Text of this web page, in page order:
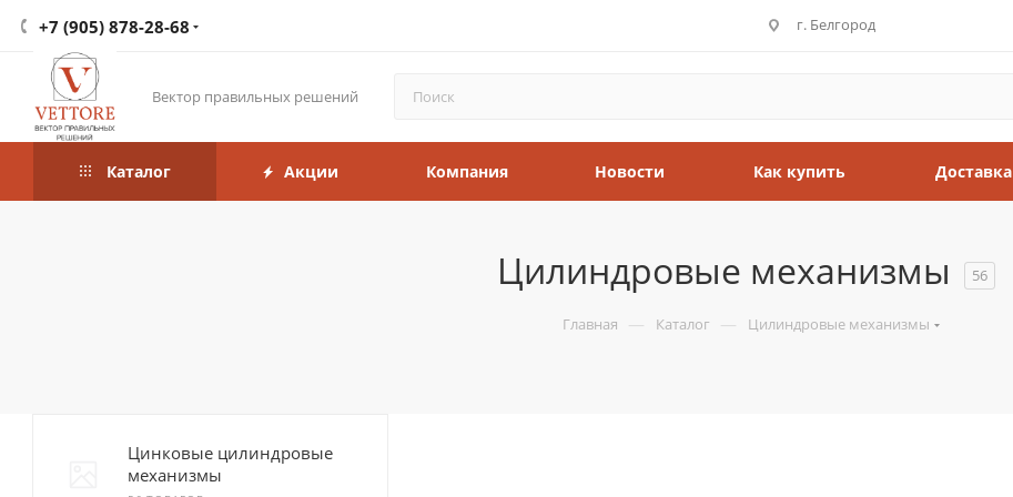
+7 (905) 878-28-68 г. Белгород
Вектор правильных решений
Каталог Акции Компания Новости Как купить Доставка
Цилиндровые механизмы 56
Главная — Каталог — Цилиндровые механизмы
Цинковые цилиндровые
механизмы